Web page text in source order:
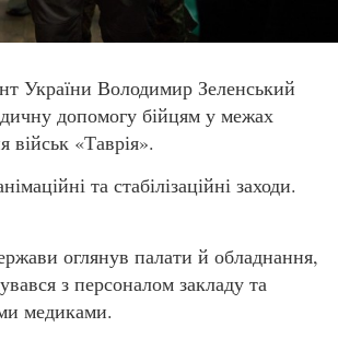
України Володимир Зеленський
допомогу бійцям у межах
військ «Таврія».
та стабілізаційні заходи.
оглянув палати й обладнання,
з персоналом закладу та
медиками.